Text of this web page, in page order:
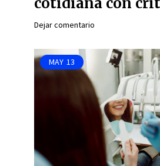
Dejar comentario
MAY 13